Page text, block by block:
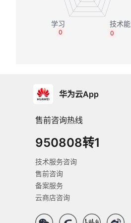
0
0
华为云App
售前咨询热线
950808转1
技术服务咨询
售前咨询
备案服务
云商店咨询